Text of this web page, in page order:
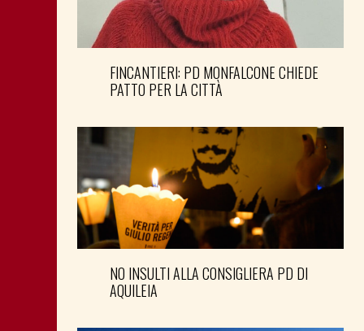
FINCANTIERI: PD MONFALCONE CHIEDE
PATTO PER LA CITTÀ
NO INSULTI ALLA CONSIGLIERA PD DI
AQUILEIA